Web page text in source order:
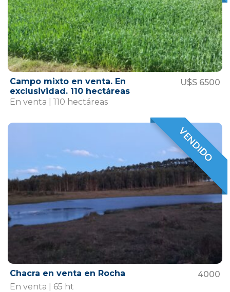
Campo mixto en venta. En
exclusividad. 110 hectáreas
U$S 6500
En venta | 110 hectáreas
VENDIDO
VENDIDO
Chacra en venta en Rocha
4000
En venta | 65 ht